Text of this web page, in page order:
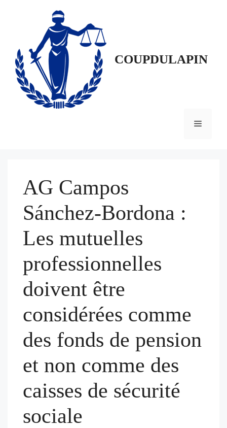
COUPDULAPIN
Menu
AG Campos
Sánchez-Bordona :
Les mutuelles
professionnelles
doivent être
considérées comme
des fonds de pension
et non comme des
caisses de sécurité
sociale